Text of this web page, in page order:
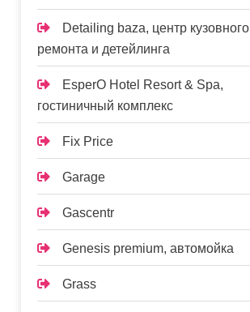
Detailing baza, центр кузовного
ремонта и детейлинга
EsperO Hotel Resort & Spa,
гостиничный комплекс
Fix Price
Garage
Gascentr
Genesis premium, автомойка
Grass